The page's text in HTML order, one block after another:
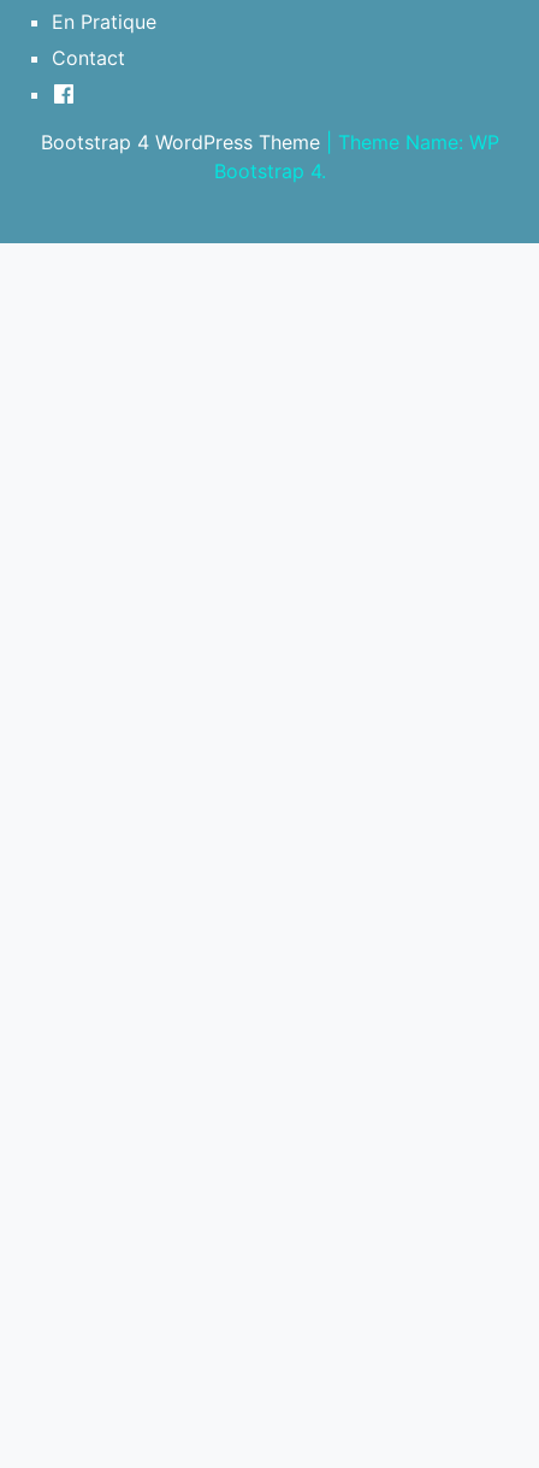
En Pratique
Contact
Bootstrap 4 WordPress Theme
Theme Name: WP
Bootstrap 4.